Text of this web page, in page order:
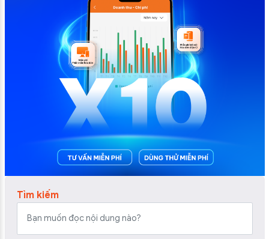
Tìm kiếm